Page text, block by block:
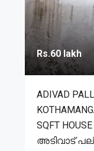
Rs.60 lakh
ADIVAD
SQFT
അടിവാട്